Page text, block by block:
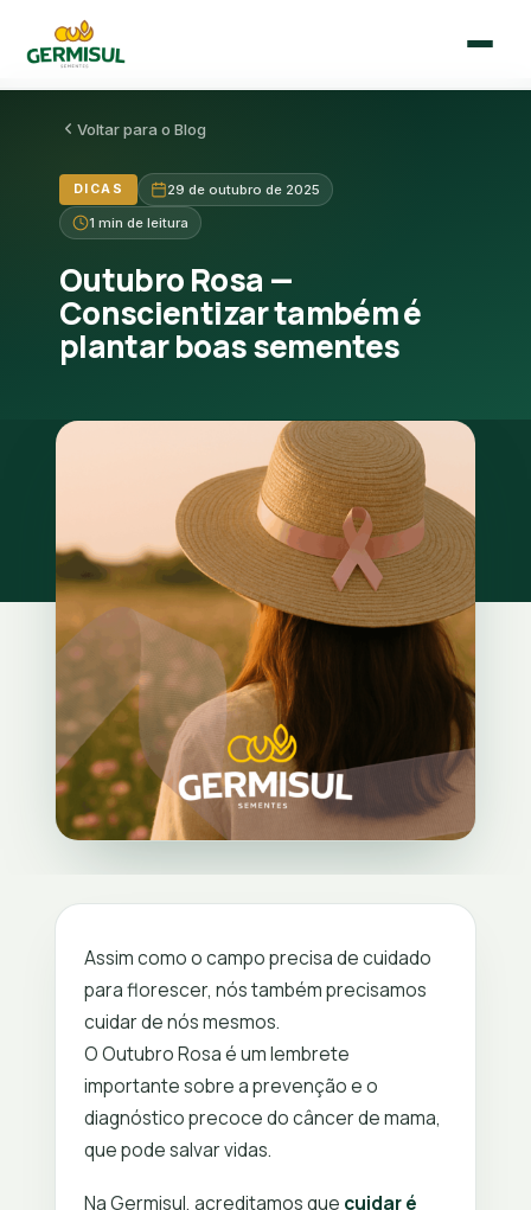
🇧🇷Português
Início
Quem Somos
Sementes
Blog
WhatsApp
(67) 3391-1000
comercial@germisul.com.br
Voltar para o Blog
DICAS
29 de outubro de 2025
1 min de leitura
Outubro Rosa —
Conscientizar também é
plantar boas sementes
Assim como o campo precisa de cuidado
para florescer, nós também precisamos
cuidar de nós mesmos.
O Outubro Rosa é um lembrete
importante sobre a prevenção e o
diagnóstico precoce do câncer de mama,
que pode salvar vidas.
Na Germisul, acreditamos que cuidar é